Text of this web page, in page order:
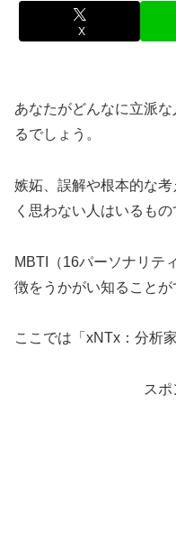
X
あなたがどんなに立派
るでしょう。
嫉妬、誤解や根本的な
く思わない人はいるもの
MBTI（16パーソナリテ
徴をうかがい知ることが
ここでは「xNTx：分析
スポ